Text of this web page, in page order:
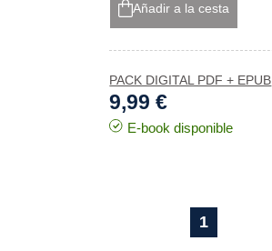
Añadir a la cesta
PACK DIGITAL PDF + EPUB
9,99 €
E-book disponible
1